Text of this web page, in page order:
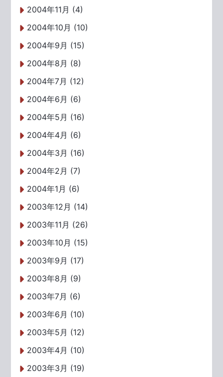
2004年11月 (4)
2004年10月 (10)
2004年9月 (15)
2004年8月 (8)
2004年7月 (12)
2004年6月 (6)
2004年5月 (16)
2004年4月 (6)
2004年3月 (16)
2004年2月 (7)
2004年1月 (6)
2003年12月 (14)
2003年11月 (26)
2003年10月 (15)
2003年9月 (17)
2003年8月 (9)
2003年7月 (6)
2003年6月 (10)
2003年5月 (12)
2003年4月 (10)
2003年3月 (19)